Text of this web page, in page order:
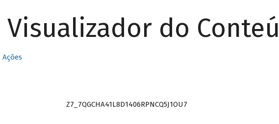
Visualizador do
Ações
Z7_7QGCHA41L8D1406RPNCQ5J1OU7